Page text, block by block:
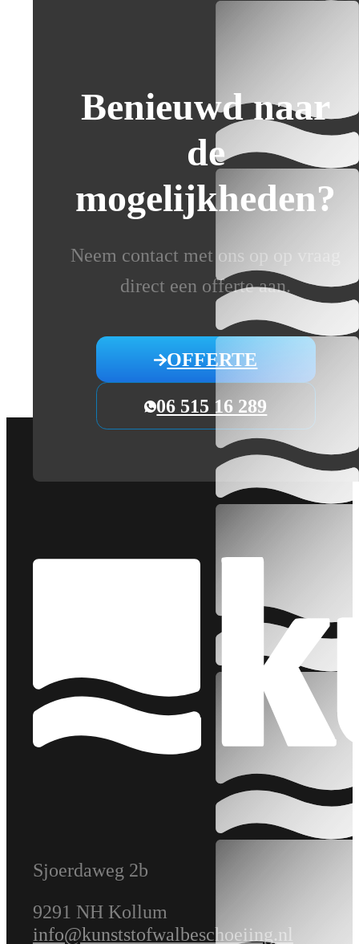
Benieuwd naar
de
mogelijkheden?
Neem contact met ons op op vraag
direct een offerte aan.
OFFERTE
06 515 16 289
Sjoerdaweg 2b
9291 NH Kollum
info@kunststofwalbeschoeiing.nl